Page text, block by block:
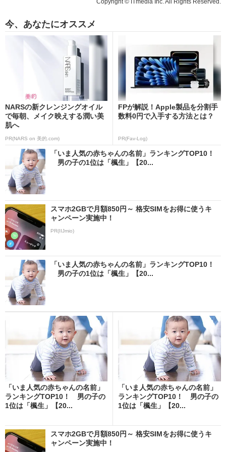
今、あなたにオススメ
NARSの新クレンジングオイル
で毎朝、メイク映えする潤い美
肌へ
PR(NARS on 美的.com)
FPが解説！Apple製品を分割手
数料0円で入手する方法とは？
PR(Fav-Log)
「いま人気の赤ちゃんの名前」ランキングTOP10！
男の子の1位は「楓生」【20...
スマホ2GBで月額850円～ 格安SIMをお得に使うキ
ャンペーン実施中！
PR(IIJmio)
「いま人気の赤ちゃんの名前」ランキングTOP10！
男の子の1位は「楓生」【20...
「いま人気の赤ちゃんの名前」
ランキングTOP10！ 男の子の
1位は「楓生」【20...
「いま人気の赤ちゃんの名前」
ランキングTOP10！ 男の子の
1位は「楓生」【20...
スマホ2GBで月額850円～ 格安SIMをお得に使うキ
ャンペーン実施中！